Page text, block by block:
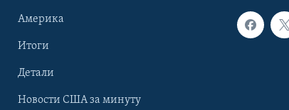
Америка
Итоги
Детали
Новости США за минуту